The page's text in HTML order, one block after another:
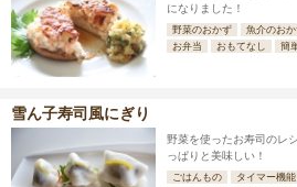
になりました！
野菜のおかず 魚介のお
お弁当
おもてなし 簡
雪ん子寿司風にぎり
野菜を使ったお寿司のレ
っぱりと美味しい！
ごはんもの タイマー機能